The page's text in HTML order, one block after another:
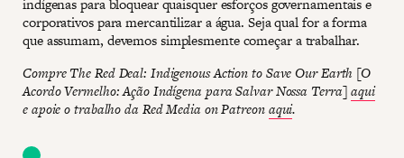
indígenas para bloquear quaisquer esforços governamentais e
corporativos para mercantilizar a água. Seja qual for a forma
que assumam, devemos simplesmente começar a trabalhar.
Compre The Red Deal: Indigenous Action to Save Our Earth [O
Acordo Vermelho: Ação Indígena para Salvar Nossa Terra]aqui
e apoie o trabalho da Red Media on Patreonaqui.